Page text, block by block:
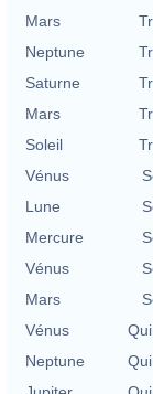
Mars
Neptune
Saturne
Mars
Soleil
Vénus
Lune
Mercure
Vénus
Mars
Vénus
Neptune